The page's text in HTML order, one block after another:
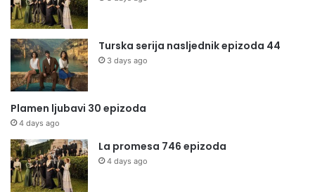
Turska serija nasljednik epizoda 44
3 days ago
Plamen ljubavi 30 epizoda
4 days ago
La promesa 746 epizoda
4 days ago